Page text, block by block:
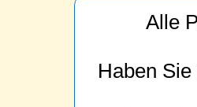
Alle
Haben